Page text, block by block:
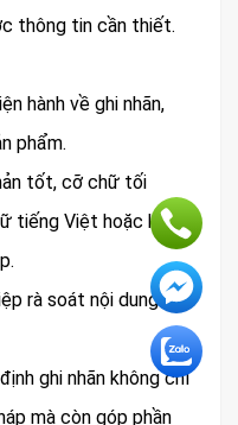
thông tin cần thiết.
hành về ghi nhãn,
phẩm.
tốt, cỡ chữ tối
tiếng Việt hoặc kèm
rà soát nội dung
ghi nhãn không chỉ
mà còn góp phần